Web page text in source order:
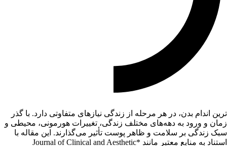
ترین اندام بدن، در هر مرحله از زندگی نیازهای متفاوتی دارد. با گذر
زمان و ورود به دهه‌های مختلف زندگی، تغییرات هورمونی، محیطی و
سبک زندگی بر سلامت و ظاهر پوست تأثیر می‌گذارند. این مقاله با
استناد به منابع معتبر مانند *Journal of Clinical and Aesthetic